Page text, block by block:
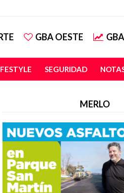
GBA OESTE
SEGURIDAD
MERLO